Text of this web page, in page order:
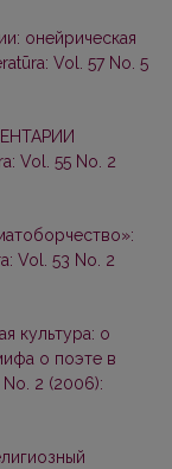
онейрическая
Vol. 57 No. 5
Vol. 55 No. 2
Vol. 53 No. 2
культура: о
о поэте в
No. 2 (2006):